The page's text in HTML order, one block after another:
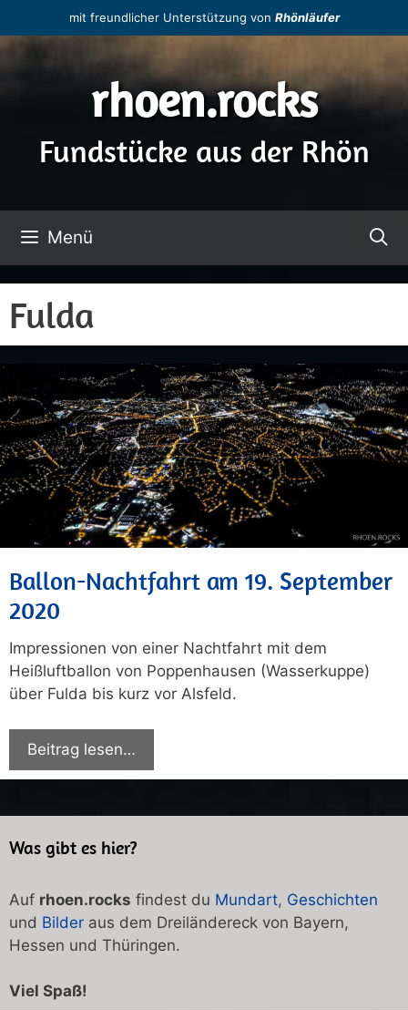
Inhalt
mit freundlicher Unterstützung von Rhönläufer
rhoen.rocks
Fundstücke aus der Rhön
Menü
Fulda
Ballon-Nachtfahrt am 19. September
2020
Impressionen von einer Nachtfahrt mit dem
Heißluftballon von Poppenhausen (Wasserkuppe)
über Fulda bis kurz vor Alsfeld.
Beitrag lesen…
Was gibt es hier?
Auf rhoen.rocks findest du Mundart, Geschichten
und Bilder aus dem Dreiländereck von Bayern,
Hessen und Thüringen.
Viel Spaß!